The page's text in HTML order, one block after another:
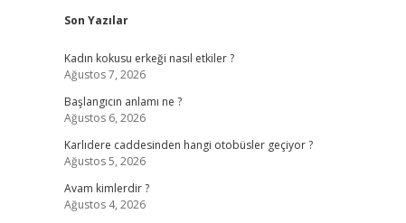
Sidebar
Son Yazılar
Kadın kokusu erkeği nasıl etkiler ?
Ağustos 7, 2026
Başlangıcın anlamı ne ?
Ağustos 6, 2026
Karlıdere caddesinden hangi otobüsler geçiyor ?
Ağustos 5, 2026
Avam kimlerdir ?
Ağustos 4, 2026